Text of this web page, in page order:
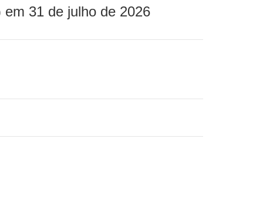
31 de julho de 2026